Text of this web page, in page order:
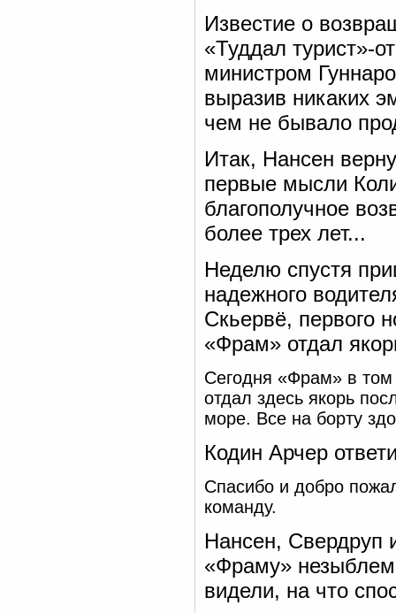
Известие о
«Туддал турист»-
министром
выразив никаких
чем не бывало
Итак, Нансен
первые мысли
благополучное
более трех лет...
Неделю спустя
надежного
Скьервё, первого
«Фрам» отдал
Сегодня «Фрам» в том
отдал здесь якорь
море. Все на борту
Кодин Арчер
Спасибо и добро
команду.
Нансен, Свердруп
«Фраму»
видели, на что